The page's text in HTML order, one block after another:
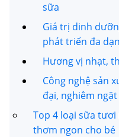
sữa
Giá trị dinh
phát triển đa
Hương vị nhạt,
Công nghệ sản
đại, nghiêm ngặt
Top 4 loại sữa
thơm ngon cho bé